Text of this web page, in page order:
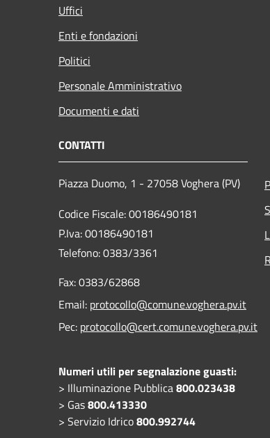
Uffici
Enti e fondazioni
Politici
Personale Amministrativo
Documenti e dati
CONTATTI
Piazza Duomo, 1 - 27058 Voghera (PV)
Codice Fiscale: 00186490181
P.Iva: 00186490181
Telefono:0383/3361
Fax:0383/62868
Email: protocollo@comune.voghera.pv.it
Pec: protocollo@cert.comune.voghera.pv.it
Numeri utili per segnalazione guasti:
> Illuminazione Pubblica800.023438
> Gas800.413330
> Servizio Idrico800.992744